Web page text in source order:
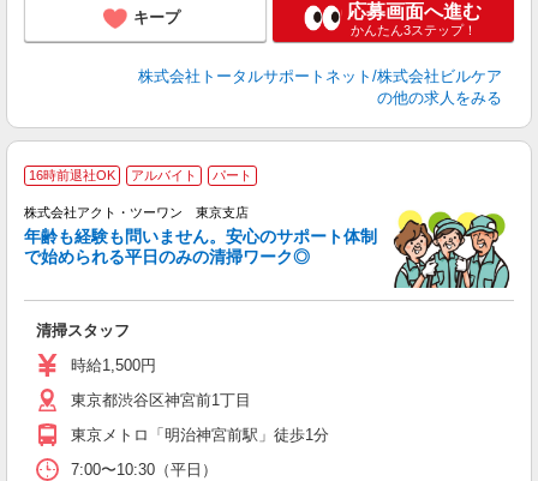
キープ 応募画面へ進む
かんたん3ステップ！
株式会社トータルサポートネット/株式会社ビルケア
の他の求人をみる
16時前退社OK アルバイト パート
株式会社アクト・ツーワン 東京支店
年齢も経験も問いません。安心のサポート体制
で始められる平日のみの清掃ワーク◎
清掃スタッフ
時給1,500円
東京都渋谷区神宮前1丁目
東京メトロ「明治神宮前駅」徒歩1分
7:00〜10:30（平日）